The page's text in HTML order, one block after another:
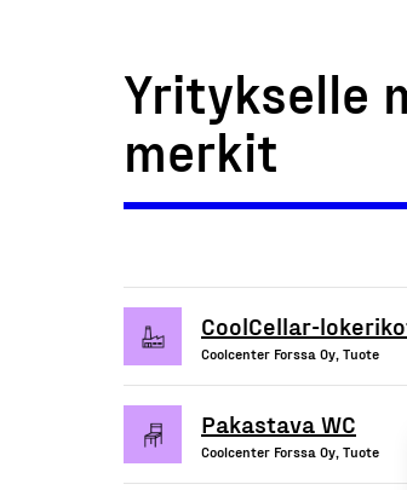
Yritykselle
merkit
CoolCellar-
Coolcenter Forssa Oy, Tuote
Pakastava WC
Coolcenter Forssa Oy, Tuote